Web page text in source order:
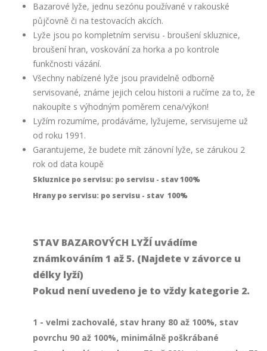
Bazarové lyže, jednu sezónu používané v rakouské
půjčovně či na testovacích akcích.
Lyže jsou po kompletním servisu - broušení skluznice,
broušení hran, voskování za horka a po kontrole
funkčnosti vázání.
Všechny nabízené lyže jsou pravidelně odborně
servisované, známe jejich celou historii a ručíme za to, že
nakoupíte s výhodným poměrem cena/výkon!
Lyžím rozumíme, prodáváme, lyžujeme, servisujeme už
od roku 1991.
Garantujeme, že budete mít zánovní lyže, se zárukou 2
rok od data koupě
Skluznice po servisu: po servisu - stav 100%
Hrany po servisu: po servisu - stav 100%
STAV BAZAROVÝCH LYŽÍ uvádíme
známkováním 1 až 5. (Najdete v závorce u
délky lyží)
Pokud není uvedeno je to vždy kategorie 2.
1 - velmi zachovalé, stav hrany 80 až 100%, stav
povrchu 90 až 100%, minimálně poškrábané